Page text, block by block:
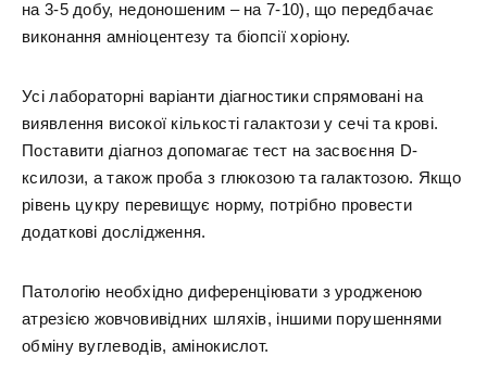
на 3-5 добу, недоношеним – на 7-10), що передбачає
виконання амніоцентезу та біопсії хоріону.
Усі лабораторні варіанти діагностики спрямовані на
виявлення високої кількості галактози у сечі та крові.
Поставити діагноз допомагає тест на засвоєння D-
ксилози, а також проба з глюкозою та галактозою. Якщо
рівень цукру перевищує норму, потрібно провести
додаткові дослідження.
Патологію необхідно диференціювати з уродженою
атрезією жовчовивідних шляхів, іншими порушеннями
обміну вуглеводів, амінокислот.